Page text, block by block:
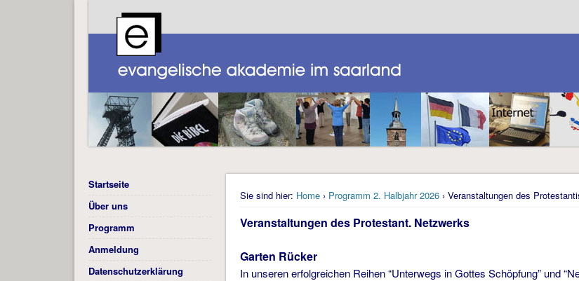
Sie sind hier: Home › Programm 2. Halbjahr 2026 › Veranstaltungen des
Veranstaltungen des Protestant. Netzwerks
Garten Rücker
In unseren erfolgreichen Reihen “Unterwegs in Gottes Schöpfung” und
Startseite
Über uns
Programm
Anmeldung
Datenschutzerklärung